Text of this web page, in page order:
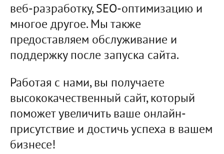
веб-разработку, SEO-оптимизацию и
многое другое. Мы также
предоставляем обслуживание и
поддержку после запуска сайта.
Работая с нами, вы получаете
высококачественный сайт, который
поможет увеличить ваше онлайн-
присутствие и достичь успеха в вашем
бизнесе!